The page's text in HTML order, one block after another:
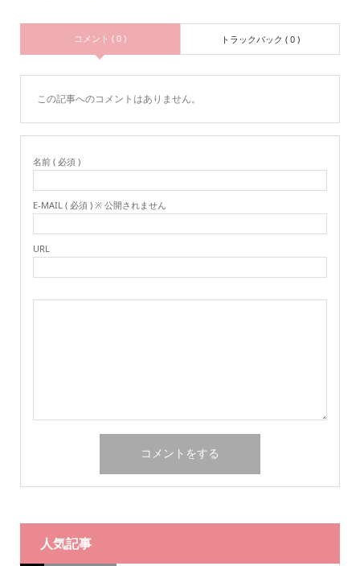
コメント ( 0 ) トラックバック ( 0 )
この記事へのコメントはありません。
名前 ( 必須 )
E-MAIL ( 必須 ) ※ 公開されません
URL
人気記事